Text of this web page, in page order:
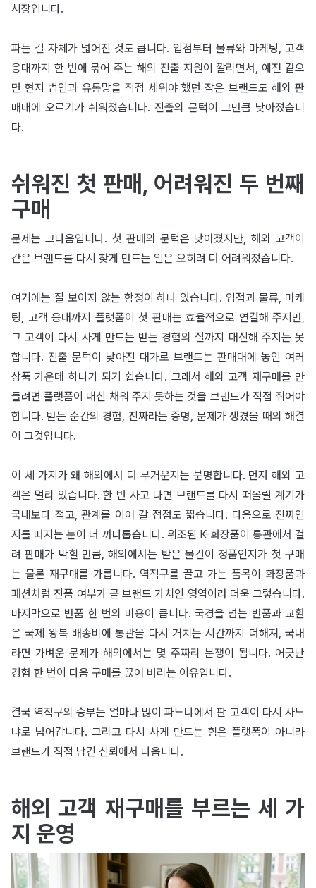
시장입니다.
파는 길 자체가 넓어진 것도 큽니다. 입점부터 물류와 마케팅, 고객
응대까지 한 번에 묶어 주는 해외 진출 지원이 깔리면서, 예전 같으
면 현지 법인과 유통망을 직접 세워야 했던 작은 브랜드도 해외 판
매대에 오르기가 쉬워졌습니다. 진출의 문턱이 그만큼 낮아졌습니
다.
쉬워진 첫 판매, 어려워진 두 번째
구매
문제는 그다음입니다. 첫 판매의 문턱은 낮아졌지만, 해외 고객이
같은 브랜드를 다시 찾게 만드는 일은 오히려 더 어려워졌습니다.
여기에는 잘 보이지 않는 함정이 하나 있습니다. 입점과 물류, 마케
팅, 고객 응대까지 플랫폼이 첫 판매는 효율적으로 연결해 주지만,
그 고객이 다시 사게 만드는 받는 경험의 질까지 대신해 주지는 못
합니다. 진출 문턱이 낮아진 대가로 브랜드는 판매대에 놓인 여러
상품 가운데 하나가 되기 쉽습니다. 그래서 해외 고객 재구매를 만
들려면 플랫폼이 대신 채워 주지 못하는 것을 브랜드가 직접 쥐어야
합니다. 받는 순간의 경험, 진짜라는 증명, 문제가 생겼을 때의 해결
이 그것입니다.
이 세 가지가 왜 해외에서 더 무거운지는 분명합니다. 먼저 해외 고
객은 멀리 있습니다. 한 번 사고 나면 브랜드를 다시 떠올릴 계기가
국내보다 적고, 관계를 이어 갈 접점도 짧습니다. 다음으로 진짜인
지를 따지는 눈이 더 까다롭습니다. 위조된 K-화장품이 통관에서 걸
려 판매가 막힐 만큼, 해외에서는 받은 물건이 정품인지가 첫 구매
는 물론 재구매를 가릅니다. 역직구를 끌고 가는 품목이 화장품과
패션처럼 진품 여부가 곧 브랜드 가치인 영역이라 더욱 그렇습니다.
마지막으로 반품 한 번의 비용이 큽니다. 국경을 넘는 반품과 교환
은 국제 왕복 배송비에 통관을 다시 거치는 시간까지 더해져, 국내
라면 가벼운 문제가 해외에서는 몇 주짜리 분쟁이 됩니다. 어긋난
경험 한 번이 다음 구매를 끊어 버리는 이유입니다.
결국 역직구의 승부는 얼마나 많이 파느냐에서 판 고객이 다시 사느
냐로 넘어갑니다. 그리고 다시 사게 만드는 힘은 플랫폼이 아니라
브랜드가 직접 남긴 신뢰에서 나옵니다.
해외 고객 재구매를 부르는 세 가
지 운영